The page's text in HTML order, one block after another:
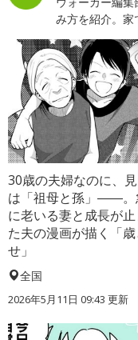
み方を紹介。家
30歳の夫婦なのに、
は「祖母と孫」――。
に老いる妻と成長が止
た夫の漫画が描く「
せ」
全国
2026年5月11日 09:43 更新